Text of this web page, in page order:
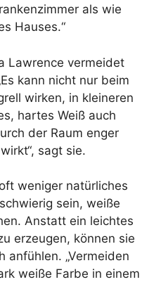
als wie
Hauses.“
Lawrence vermeidet
kann nicht nur beim
wirken, in kleineren
hartes Weiß auch
der Raum enger
sagt sie.
weniger natürliches
sein, weiße
Anstatt ein leichtes
erzeugen, können sie
anfühlen. „Vermeiden
weiße Farbe in einem